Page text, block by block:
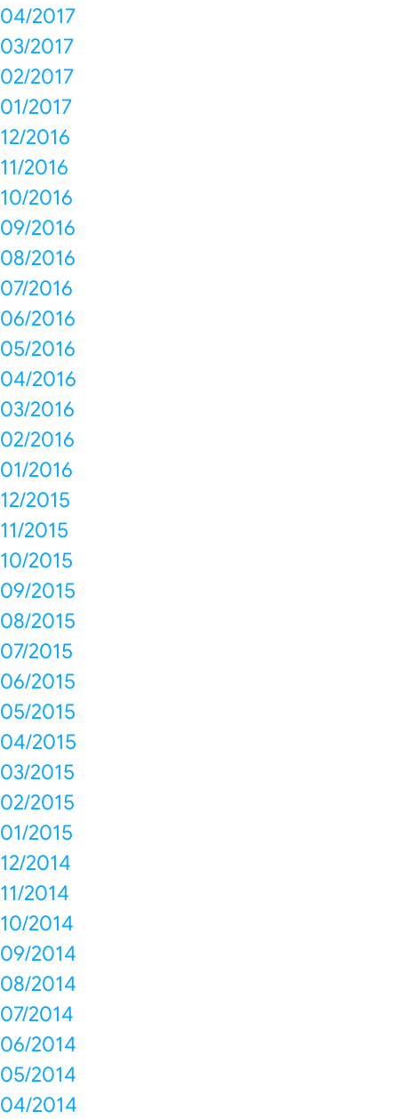
04/2017
03/2017
02/2017
01/2017
12/2016
11/2016
10/2016
09/2016
08/2016
07/2016
06/2016
05/2016
04/2016
03/2016
02/2016
01/2016
12/2015
11/2015
10/2015
09/2015
08/2015
07/2015
06/2015
05/2015
04/2015
03/2015
02/2015
01/2015
12/2014
11/2014
10/2014
09/2014
08/2014
07/2014
06/2014
05/2014
04/2014